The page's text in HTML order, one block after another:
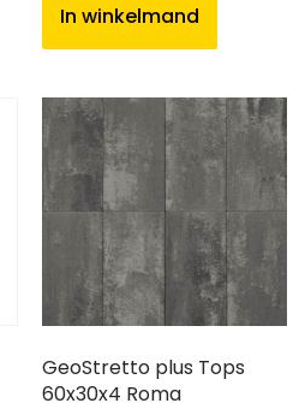
In winkelmand
GeoStretto plus Tops
60x30x4 Roma